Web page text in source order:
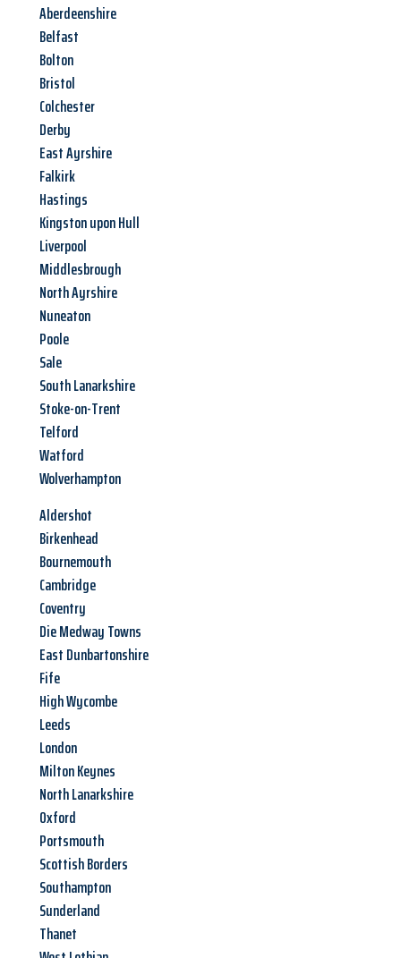
Aberdeenshire
Belfast
Bolton
Bristol
Colchester
Derby
East Ayrshire
Falkirk
Hastings
Kingston upon Hull
Liverpool
Middlesbrough
North Ayrshire
Nuneaton
Poole
Sale
South Lanarkshire
Stoke-on-Trent
Telford
Watford
Wolverhampton
Aldershot
Birkenhead
Bournemouth
Cambridge
Coventry
Die Medway Towns
East Dunbartonshire
Fife
High Wycombe
Leeds
London
Milton Keynes
North Lanarkshire
Oxford
Portsmouth
Scottish Borders
Southampton
Sunderland
Thanet